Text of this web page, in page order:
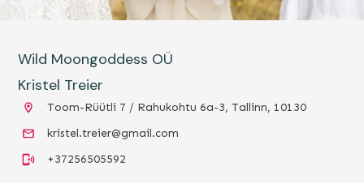
Wild Moongoddess OÜ
Kristel Treier
Toom-Rüütli 7 / Rahukohtu 6a-3, Tallinn, 10130
kristel.treier@gmail.com
+37256505592